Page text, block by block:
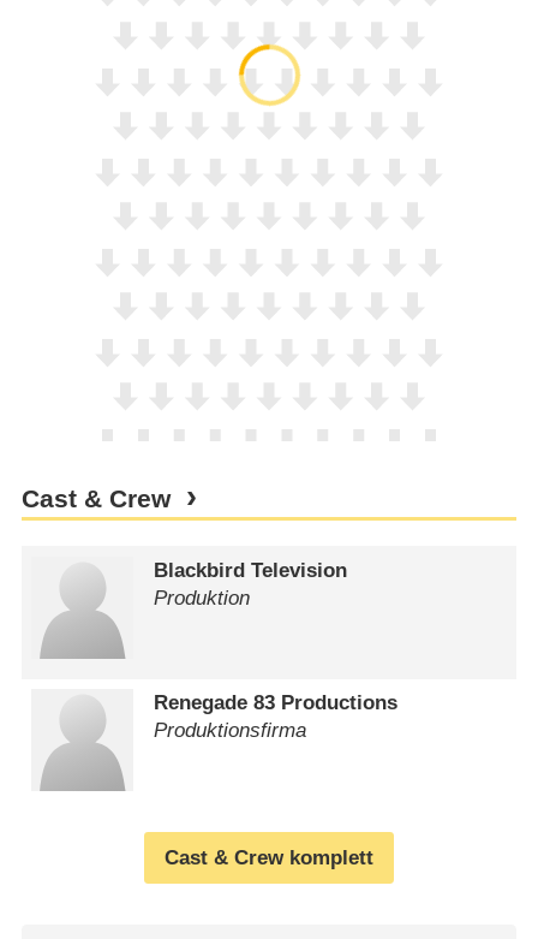
Cast & Crew
Blackbird Television
Produktion
Renegade 83 Productions
Produktionsfirma
Cast & Crew komplett